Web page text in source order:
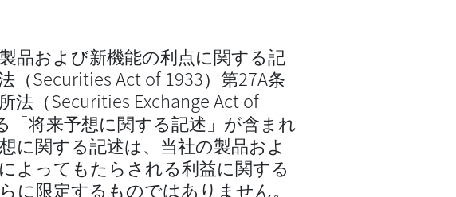
品および新機能の利点に関する記
（Securities Act of 1933）第27A条
法（Securities Exchange Act of
「将来予想に関する記述」が含まれ
に関する記述は、当社の製品およ
よってもたらされる利益に関する
に限定するものではありません。